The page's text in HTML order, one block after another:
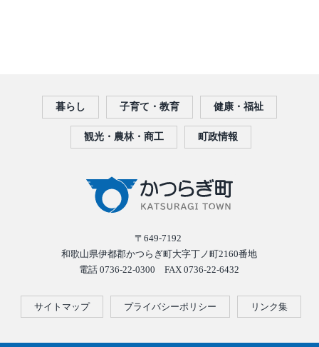
暮らし 子育て・教育 健康・福祉
観光・農林・商工 町政情報
〒649-7192
和歌山県伊都郡かつらぎ町大字丁ノ町2160番地
電話 0736-22-0300 FAX 0736-22-6432
サイトマップ プライバシーポリシー リンク集